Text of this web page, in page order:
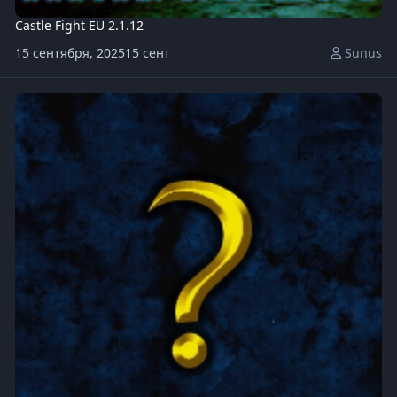
Castle Fight EU 2.1.12
15 сентября, 202515 сент
Sunus